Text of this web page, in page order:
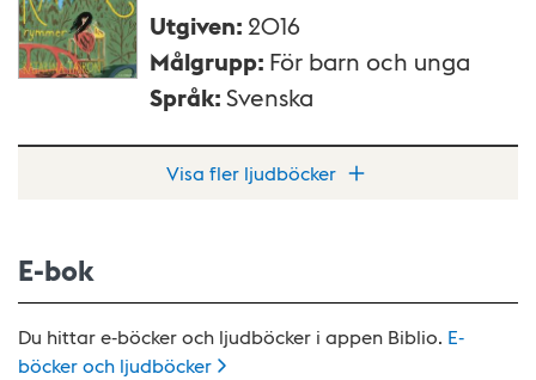
Utgiven:2016
Målgrupp: För barn och unga
Språk:Svenska
Visa fler ljudböcker
E-bok
Du hittar e-böcker och ljudböcker i appen Biblio. E-
böcker och ljudböcker